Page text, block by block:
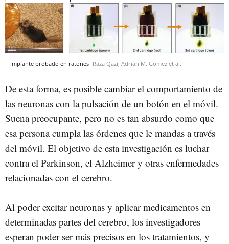
Implante probado en ratones Raza Qazi, Adrian M. Gomez et al.
De esta forma, es posible cambiar el comportamiento de
las neuronas con la pulsación de un botón en el móvil.
Suena preocupante, pero no es tan absurdo como que
esa persona cumpla las órdenes que le mandas a través
del móvil. El objetivo de esta investigación es luchar
contra el Parkinson, el Alzheimer y otras enfermedades
relacionadas con el cerebro.
Al poder excitar neuronas y aplicar medicamentos en
determinadas partes del cerebro, los investigadores
esperan poder ser más precisos en los tratamientos, y